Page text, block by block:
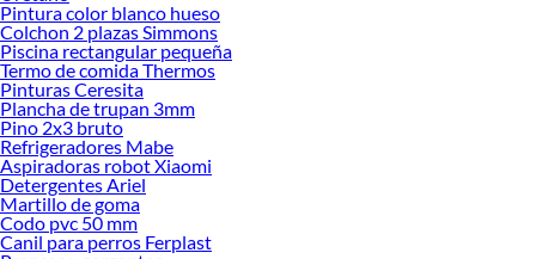
Pintura color blanco hueso
Colchon 2 plazas Simmons
Piscina rectangular pequeña
Termo de comida Thermos
Pinturas Ceresita
Plancha de trupan 3mm
Pino 2x3 bruto
Refrigeradores Mabe
Aspiradoras robot Xiaomi
Detergentes Ariel
Martillo de goma
Codo pvc 50 mm
Canil para perros Ferplast